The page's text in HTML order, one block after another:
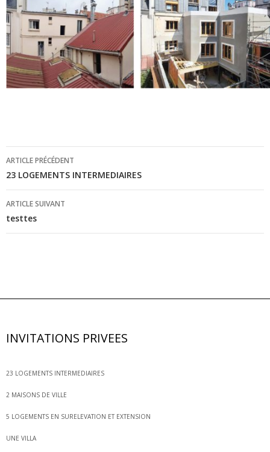
Navigation
de
l’article
ARTICLE PRÉCÉDENT
23 LOGEMENTS INTERMEDIAIRES
ARTICLE SUIVANT
testtes
INVITATIONS PRIVEES
23 LOGEMENTS INTERMEDIAIRES
2 MAISONS DE VILLE
5 LOGEMENTS EN SURELEVATION ET EXTENSION
UNE VILLA